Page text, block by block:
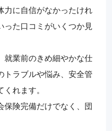
力に自信がなかったけれ
った口コミがいくつか見
就業前のきめ細やかな仕
トラブルや悩み、安全管
れます。
保険完備だけでなく、団